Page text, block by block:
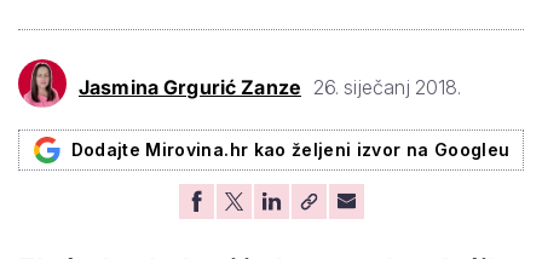
Jasmina Grgurić Zanze 26. siječanj 2018.
Dodajte Mirovina.hr kao željeni izvor na Googleu